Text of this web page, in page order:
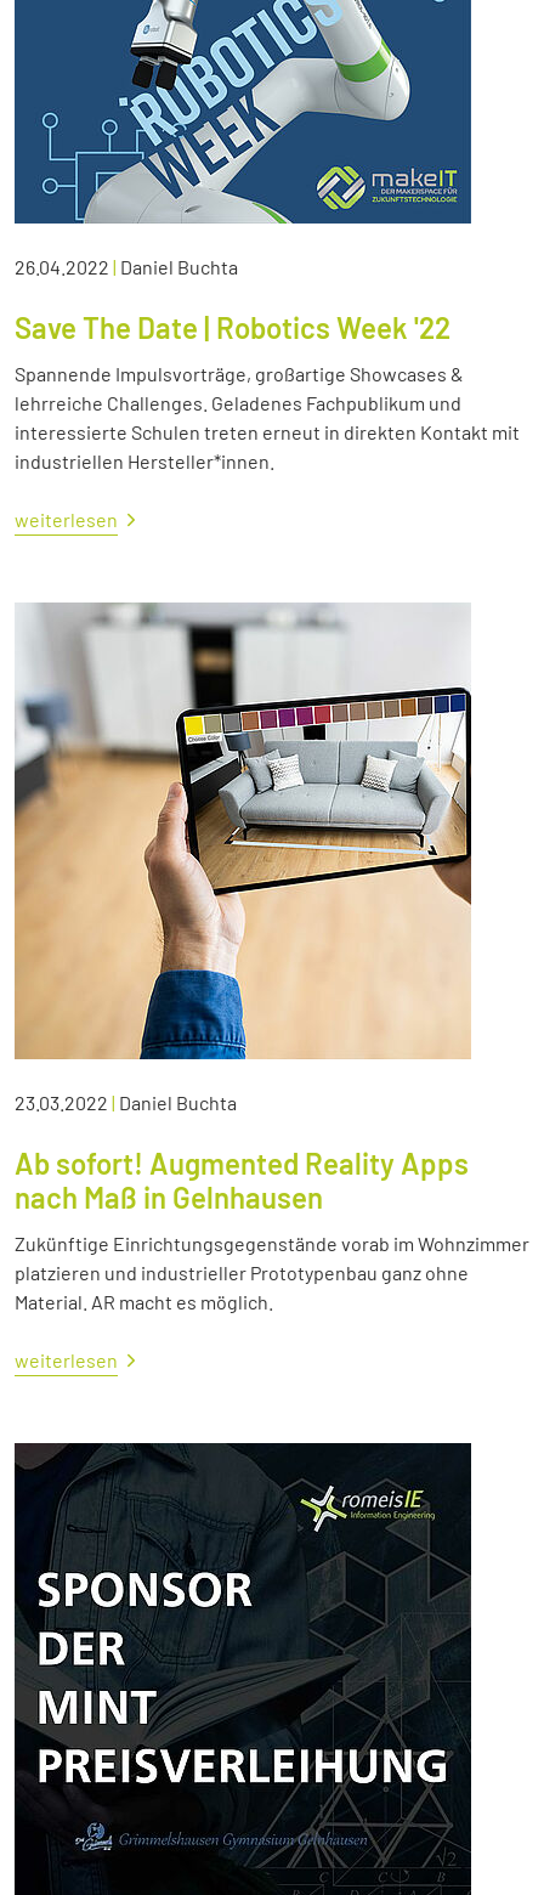
26.04.2022 | Daniel Buchta
Save The Date | Robotics Week '22
Spannende Impulsvorträge, großartige Showcases &
lehrreiche Challenges. Geladenes Fachpublikum und
interessierte Schulen treten erneut in direkten Kontakt mit
industriellen Hersteller*innen.
weiterlesen
23.03.2022 | Daniel Buchta
Ab sofort! Augmented Reality Apps
nach Maß in Gelnhausen
Zukünftige Einrichtungsgegenstände vorab im Wohnzimmer
platzieren und industrieller Prototypenbau ganz ohne
Material. AR macht es möglich.
weiterlesen